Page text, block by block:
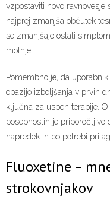
vzpostaviti novo ravnovesje
najprej zmanjša občutek
se zmanjšajo ostali
motnje.
Pomembno je, da
opazijo izboljšanja v prvih
ključna za uspeh terapije.
posebnostih je priporočljivo
napredek in po potrebi
Fluoxetine –
strokovnjakov